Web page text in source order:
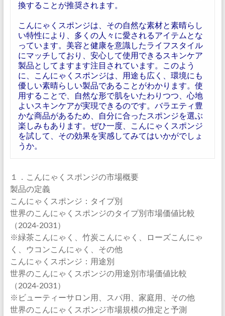
換することが推奨されます。
こんにゃくスポンジは、その自然な素材と素晴らし
い特性により、多くの人々に愛されるアイテムとな
っています。美容と健康を意識したライフスタイル
にマッチしており、安心して使用できるスキンケア
製品としてますます注目されています。このよう
に、こんにゃくスポンジは、用途も広く、環境にも
優しい素晴らしい製品であることがわかります。使
用することで、自然な形で肌をいたわりつつ、心地
よいスキンケアが実現できるのです。バラエティ豊
かな商品があるため、自分に合ったスポンジを選ぶ
楽しみもあります。ぜひ一度、こんにゃくスポンジ
を試して、その効果を実感してみてはいかがでしょ
うか。
１．こんにゃくスポンジの市場概要
製品の定義
こんにゃくスポンジ：タイプ別
世界のこんにゃくスポンジのタイプ別市場価値比較
（2024-2031）
※緑茶こんにゃく、竹炭こんにゃく、ローズこんにゃ
く、ウコンこんにゃく、その他
こんにゃくスポンジ：用途別
世界のこんにゃくスポンジの用途別市場価値比較
（2024-2031）
※ビューティーサロン用、スパ用、家庭用、その他
世界のこんにゃくスポンジ市場規模の推定と予測